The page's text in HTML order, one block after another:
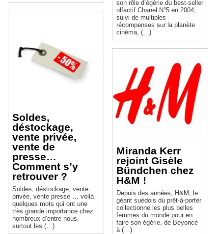
Soldes,
déstockage,
vente privée,
vente de
presse…
Comment s’y
retrouver ?
Soldes, déstockage, vente
privée, vente presse … voilà
quelques mots qui ont une
très grande importance chez
nombreux d’entre nous,
surtout les (…)
son rôle d’égérie du best-seller
olfactif Chanel N°5 en 2004,
suivi de multiples
récompenses sur la planète
cinéma, (…)
Miranda Kerr
rejoint Gisèle
Bündchen chez
H&M !
Depuis des années, H&M, le
géant suédois du prêt-à-porter
collectionne les plus belles
femmes du monde pour en
faire son égérie, de Beyoncé
à (…)